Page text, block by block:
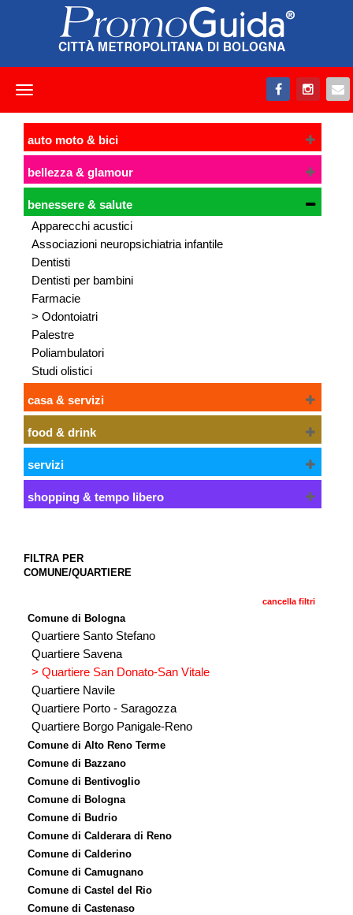
Toggle
auto moto & bici
bellezza & glamour
benessere & salute
Apparecchi acustici
Associazioni neuropsichiatria infantile
Dentisti
Dentisti per bambini
Farmacie
> Odontoiatri
Palestre
Poliambulatori
Studi olistici
casa & servizi
food & drink
servizi
shopping & tempo libero
FILTRA PER
COMUNE/QUARTIERE
cancella filtri
Comune di Bologna
Quartiere Santo Stefano
Quartiere Savena
> Quartiere San Donato-San Vitale
Quartiere Navile
Quartiere Porto - Saragozza
Quartiere Borgo Panigale-Reno
Comune di Alto Reno Terme
Comune di Bazzano
Comune di Bentivoglio
Comune di Bologna
Comune di Budrio
Comune di Calderara di Reno
Comune di Calderino
Comune di Camugnano
Comune di Castel del Rio
Comune di Castenaso